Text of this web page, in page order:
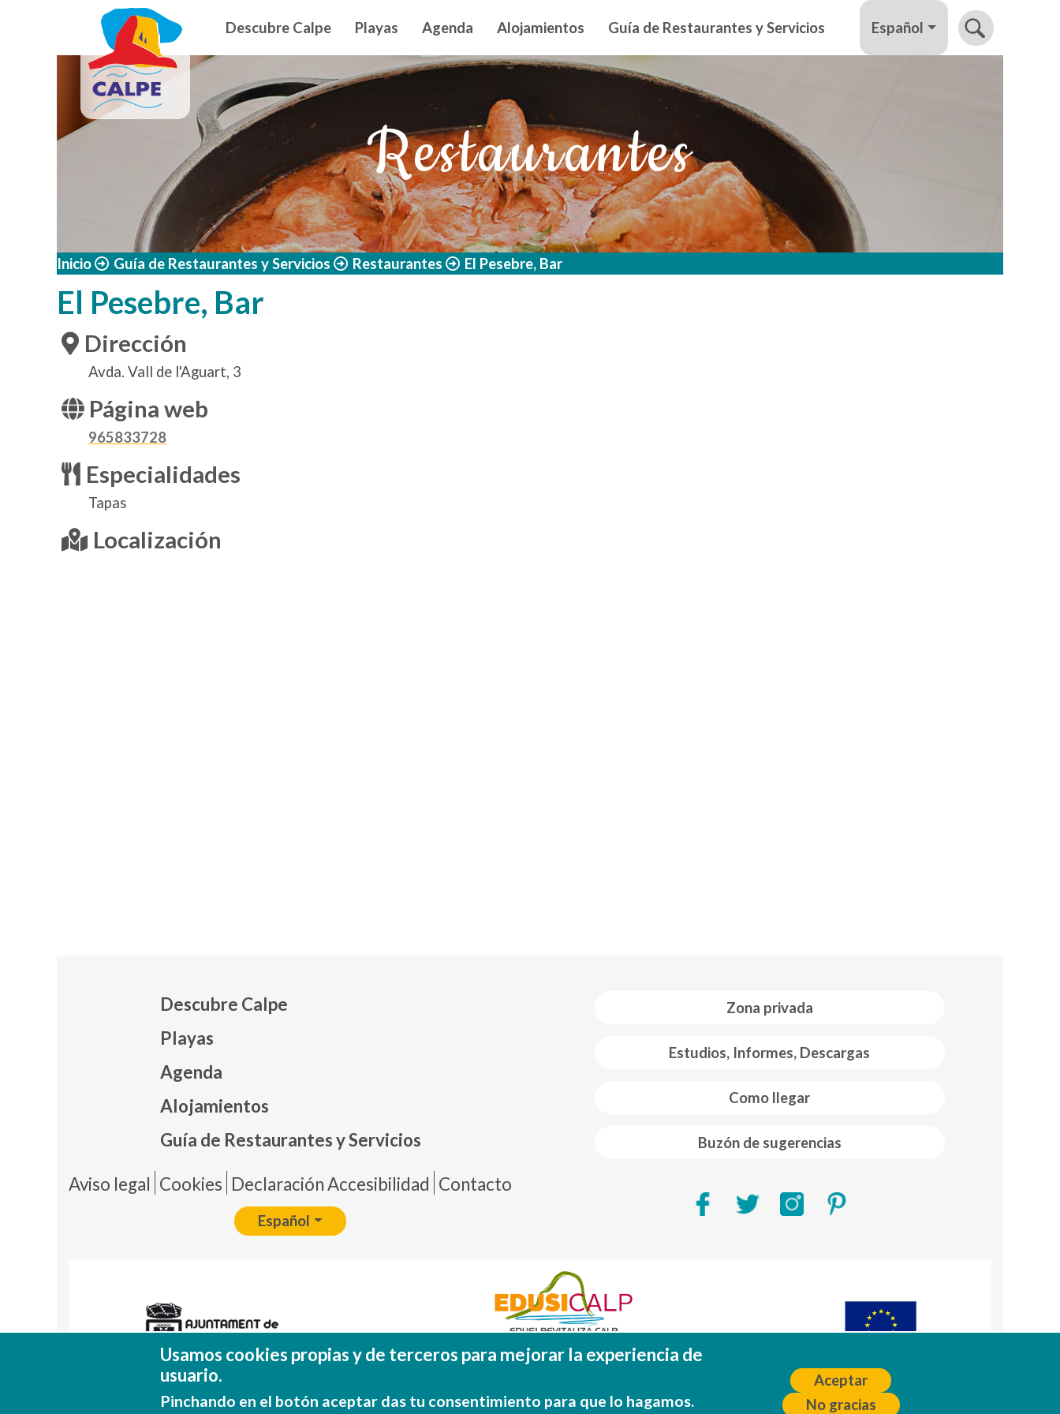
Pasar al contenido principal Navegación principal
Descubre Calpe Playas Agenda Alojamientos Guía de Restaurantes y Servicios Español
Restaurantes
Inicio Guía de Restaurantes y Servicios Restaurantes El Pesebre, Bar
El Pesebre, Bar
Dirección
Avda. Vall de l'Aguart, 3
Página web
965833728
Especialidades
Tapas
Localización
Zona privada
Estudios, Informes, Descargas
Como llegar
Buzón de sugerencias
Descubre Calpe
Playas
Agenda
Alojamientos
Guía de Restaurantes y Servicios
Pie de página
Aviso legal Cookies Declaración Accesibilidad Contacto
Español
Fondo Europeo de Desarrollo Regional (FEDER)
Usamos cookies propias y de terceros para mejorar la experiencia de
usuario.
Pinchando en el botón aceptar das tu consentimiento para que lo hagamos.
Aceptar
No gracias